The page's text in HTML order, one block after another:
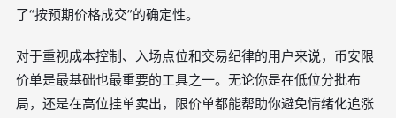
了“按预期价格成交”的确定性。
对于重视成本控制、入场点位和交易纪律的用户来说，币安限
价单是最基础也最重要的工具之一。无论你是在低位分批布
局，还是在高位挂单卖出，限价单都能帮助你避免情绪化追涨